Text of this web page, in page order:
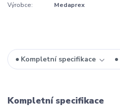
Výrobce:
Medaprex
Kompletní specifikace
Kompletní specifikace